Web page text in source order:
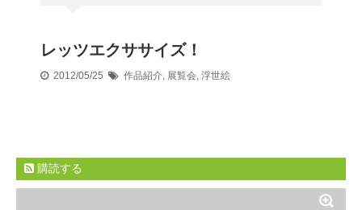
レッツエクササイズ！
2012/05/25 作品紹介, 展覧会, 浮世絵
購読する